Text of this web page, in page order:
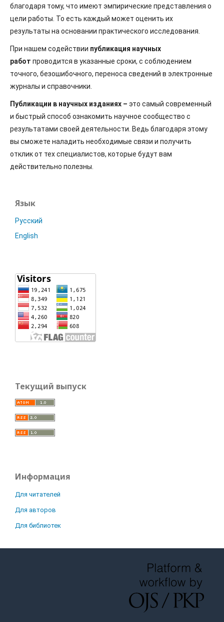
благодаря тому, что имеют эмпирические представления о
цели работы. То есть каждый может оценить их
результаты на основании практического исследования.
При нашем содействии публикация научных
работ проводится в указанные сроки, с соблюдением
точного, безошибочного, переноса сведений в электронные
журналы и справочники.
Публикации в научных изданиях – это самый современный
и быстрый способ ознакомить научное сообщество с
результатами своей деятельности. Ведь благодаря этому
вы сможете наладить необходимые связи и получить
отклик от тех специалистов, которые будут вам
действительно полезны.
Язык
Русский
English
Текущий выпуск
Информация
Для читателей
Для авторов
Для библиотек